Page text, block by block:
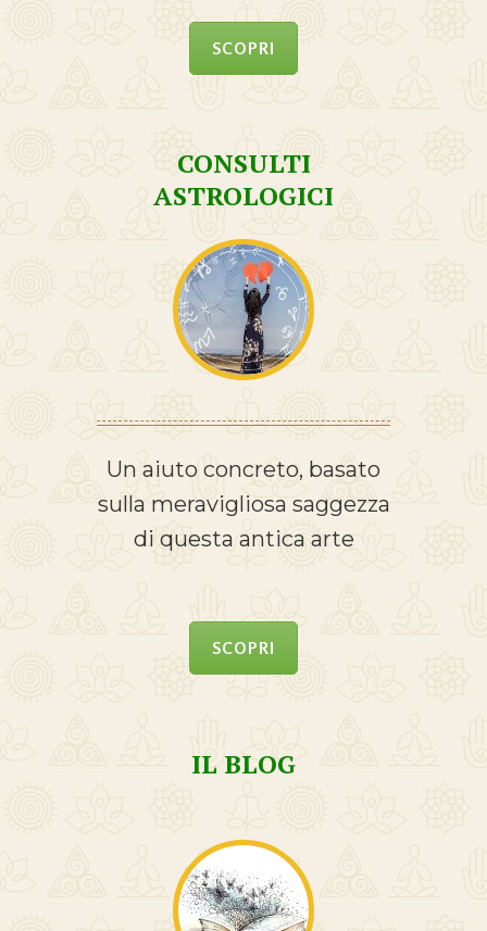
SCOPRI
CONSULTI
ASTROLOGICI
Un aiuto concreto, basato
sulla meravigliosa saggezza
di questa antica arte
SCOPRI
IL BLOG